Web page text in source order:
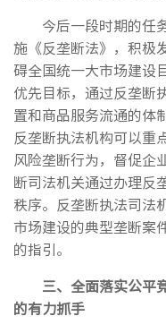
今后一段时期的任
施《反垄断法》，积极
碍全国统一大市场建设
优先目标，通过反垄断
置和商品服务流通的体
反垄断执法机构可以重
风险垄断行为，督促企
断司法机关通过办理反
秩序。反垄断执法司法
市场建设的典型垄断案
的指引。
三、 全面落实公平
的有力抓手